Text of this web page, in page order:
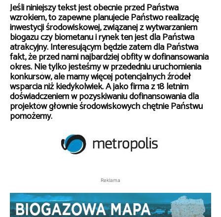
Jeśli niniejszy tekst jest obecnie przed Państwa
wzrokiem, to zapewne planujecie Państwo realizację
inwestycji środowiskowej, związanej z wytwarzaniem
biogazu czy biometanu i rynek ten jest dla Państwa
atrakcyjny. Interesującym będzie zatem dla Państwa
fakt, że przed nami najbardziej obfity w dofinansowania
okres. Nie tylko jesteśmy w przededniu uruchomienia
konkursów, ale mamy więcej potencjalnych źródeł
wsparcia niż kiedykolwiek. A jako firma z 18 letnim
doświadczeniem w pozyskiwaniu dofinansowania dla
projektów głównie środowiskowych chętnie Państwu
pomożemy.
Reklama